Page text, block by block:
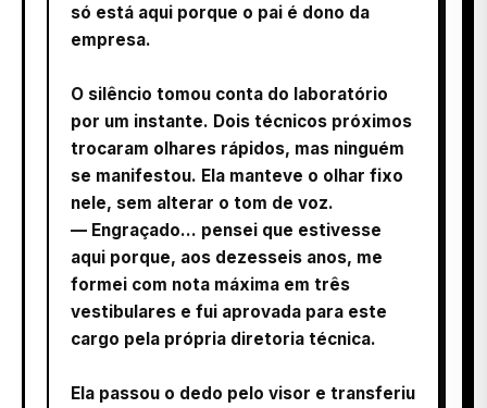
só está aqui porque o pai é dono da
empresa.
O silêncio tomou conta do laboratório
por um instante. Dois técnicos próximos
trocaram olhares rápidos, mas ninguém
se manifestou. Ela manteve o olhar fixo
nele, sem alterar o tom de voz.
— Engraçado… pensei que estivesse
aqui porque, aos dezesseis anos, me
formei com nota máxima em três
vestibulares e fui aprovada para este
cargo pela própria diretoria técnica.
Ela passou o dedo pelo visor e transferiu